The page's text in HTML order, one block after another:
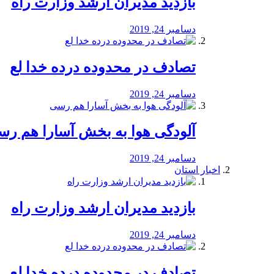
دسامبر 24, 2019
تصادف در محدوده درده خدا لع
دسامبر 24, 2019
آلودگی هوا به بخش آسارا هم
دسامبر 24, 2019
اخبار استان
بازدید مدیران ارشد وزارت راه
دسامبر 24, 2019